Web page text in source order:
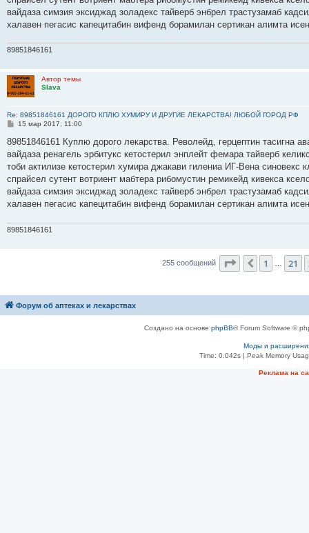
е
вайдаза симзия эксиджад золадекс тайверб энбрел трастузамаб
халавен пегасис капецитабин вифенд борамилан сертикан алимта
89851846161
Автор темы
Slava
Re: 89851846161 ДОРОГО КПЛЮ ХУМИРУ И ДРУГИЕ ЛЕКАРСТВА! ЛЮБОЙ ГОРОД РФ
С
о
щ
е
и
е
15 мар 2017, 11:00
89851846161 Куплю дорого лекарства. Револейд, герцептин тасигна
вайдаза ренагель эрбитукс кетостерил энплейт фемара тайверб
тоби актилизе кетостерил хумира джакави гилениа ИГ-Вена
спрайсел сутент вотриент мабтера рибомустин ремикейд кивекса
вайдаза симзия эксиджад золадекс тайверб энбрел трастузамаб
халавен пегасис капецитабин вифенд борамилан сертикан алимта
89851846161
255 сообщений Страница 23из
Пред.
1 21
Форум об аптеках и лекарствах
Создано на основе phpBB® Forum Software ©
Моды и
Time: 0.042s| Peak Memory
Рeклама на